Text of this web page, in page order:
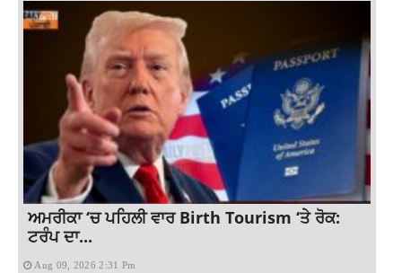
ਅਮਰੀਕਾ ‘ਚ ਪਹਿਲੀ ਵਾਰ Birth Tourism ‘ਤੇ ਰੋਕ:
ਟਰੰਪ ਦਾ...
Aug 09, 2026 2:31 Pm